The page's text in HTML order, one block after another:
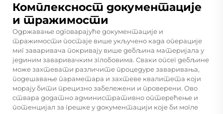
Комплексност документације
и тражимости
Одржавање одговарајуће документације и
тражимости постаје више укључено када операције
миг заваривача покривају више дебљина материјала у
јединим заваривачким зглобовима. Сваки опсег дебљине
може захтевати различите процедуре заваривања,
подешавање параметара и захтеве квалитета који
морају бити прецизно забележени и проверени. Ово
ствара додатно административно оптерећење и
потенцијал за грешке у документацији које би могле